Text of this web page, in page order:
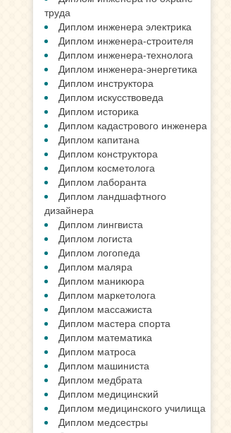
труда
Диплом инженера электрика
Диплом инженера-строителя
Диплом инженера-технолога
Диплом инженера-энергетика
Диплом инструктора
Диплом искусствоведа
Диплом историка
Диплом кадастрового инженера
Диплом капитана
Диплом конструктора
Диплом косметолога
Диплом лаборанта
Диплом ландшафтного
дизайнера
Диплом лингвиста
Диплом логиста
Диплом логопеда
Диплом маляра
Диплом маникюра
Диплом маркетолога
Диплом массажиста
Диплом мастера спорта
Диплом математика
Диплом матроса
Диплом машиниста
Диплом медбрата
Диплом медицинский
Диплом медицинского училища
Диплом медсестры